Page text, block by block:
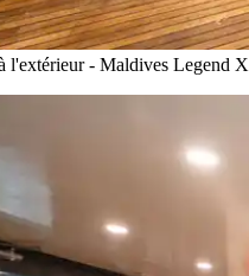
l'extérieur - Maldives Legend X